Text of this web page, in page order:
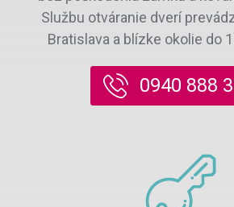
Službu otváranie dverí
Bratislava a blízke okolie do
0940 888